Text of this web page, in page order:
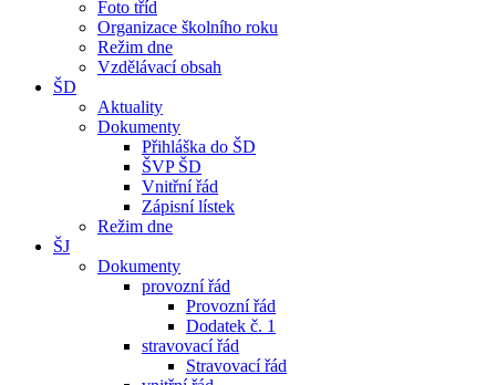
Foto tříd
Organizace školního roku
Režim dne
Vzdělávací obsah
ŠD
Aktuality
Dokumenty
Přihláška do ŠD
ŠVP ŠD
Vnitřní řád
Zápisní lístek
Režim dne
ŠJ
Dokumenty
provozní řád
Provozní řád
Dodatek č. 1
stravovací řád
Stravovací řád